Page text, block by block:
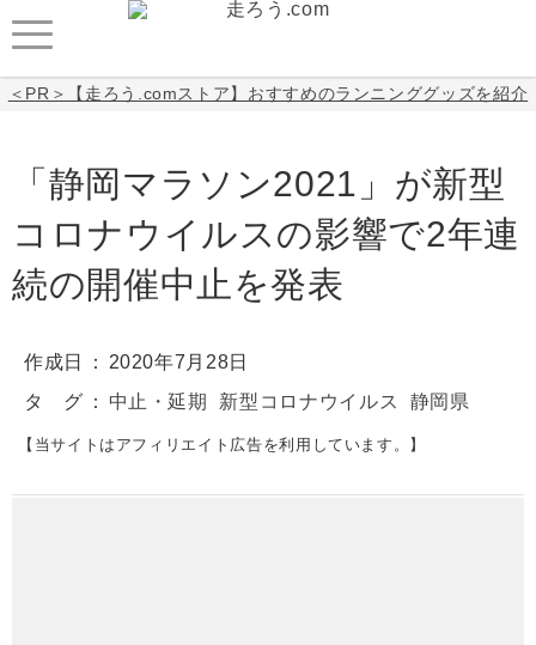
＜PR＞【走ろう.comストア】おすすめのランニンググッズを紹介
「静岡マラソン2021」が新型
コロナウイルスの影響で2年連
続の開催中止を発表
作成日
2020年7月28日
タ グ
中止・延期 新型コロナウイルス 静岡県
【当サイトはアフィリエイト広告を利用しています。】